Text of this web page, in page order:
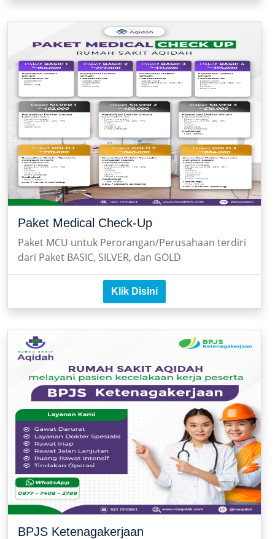
Paket Medical Check-Up
Paket MCU untuk Perorangan/Perusahaan terdiri
dari Paket BASIC, SILVER, dan GOLD
Klik Disini
BPJS Ketenagakerjaan